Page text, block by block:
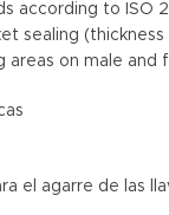
according to ISO
sealing (thickness
areas on male and
el agarre de las